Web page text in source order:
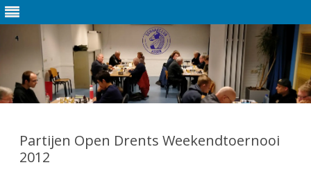
de
Partijen Open Drents Weekendtoernooi
2012